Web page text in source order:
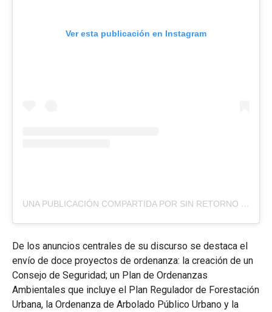
Ver esta publicación en Instagram
UNA PUBLICACIÓN COMPARTIDA POR SIN RETORNO RADIO (@SINRETORNO_OK)
De los anuncios centrales de su discurso se destaca el
envío de doce proyectos de ordenanza: la creación de un
Consejo de Seguridad; un Plan de Ordenanzas
Ambientales que incluye el Plan Regulador de Forestación
Urbana, la Ordenanza de Arbolado Público Urbano y la